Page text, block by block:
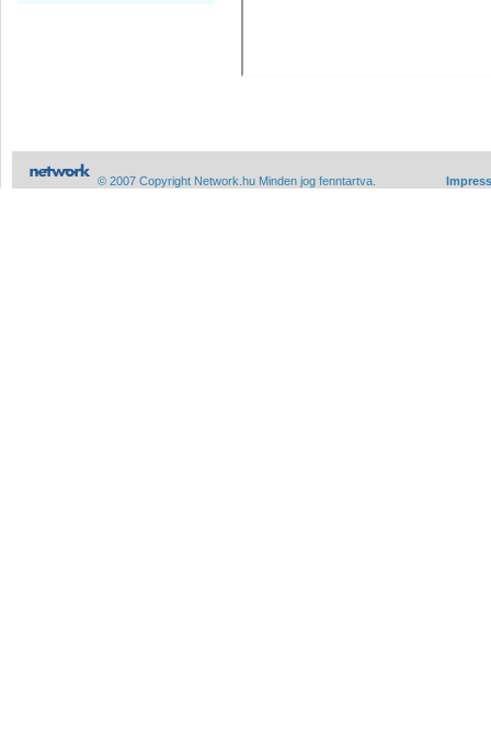
© 2007 Copyright Network.hu Minden jog fenntartva.